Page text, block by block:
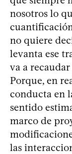
nosotros lo
no quiere
levanta ese
va a
Porque, en
conducta en
sentido
marco de
las